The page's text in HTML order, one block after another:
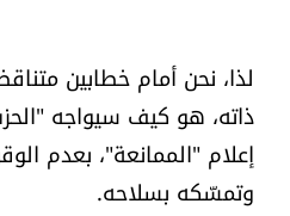
لذا، نحن أمام خطابين
ذاته، هو كيف سيواجه
وتمسّكه بسلاحه.